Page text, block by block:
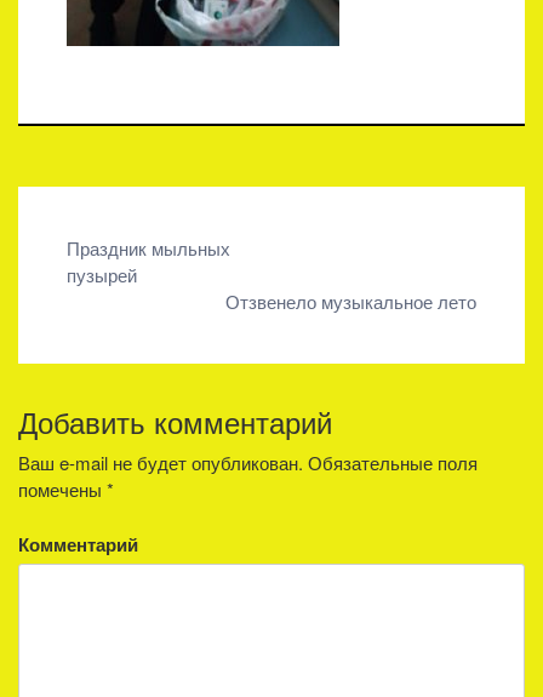
Навигация
по
Праздник мыльных
пузырей
Отзвенело музыкальное лето
Добавить комментарий
Ваш e-mail не будет опубликован. Обязательные поля
помечены *
Комментарий